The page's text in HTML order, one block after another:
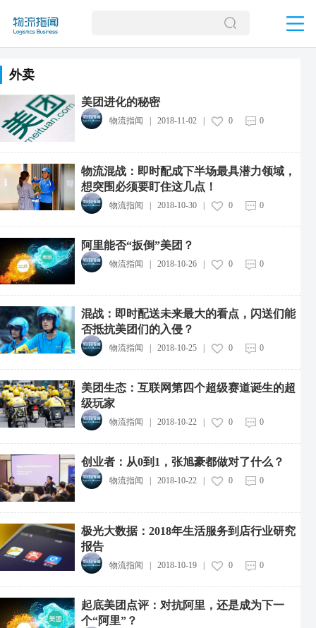
外卖
美团进化的秘密
物流指闻 2018-11-02| 0 0
物流混战：即时配成下半场最具潜力领域，
想突围必须要盯住这几点！
物流指闻 | 2018-10-30| 0 0
阿里能否“扳倒”美团？
物流指闻 | 2018-10-26| 0 0
混战：即时配送未来最大的看点，闪送们能
否抵抗美团们的入侵？
物流指闻 2018-10-25| 0 0
美团生态：互联网第四个超级赛道诞生的超
级玩家
物流指闻 2018-10-22| 0 0
创业者：从0到1，张旭豪都做对了什么？
物流指闻 2018-10-22| 0 0
极光大数据：2018年生活服务到店行业研究
报告
物流指闻 2018-10-19| 0 0
起底美团点评：对抗阿里，还是成为下一
个“阿里”？